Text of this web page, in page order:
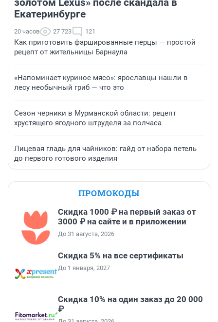
золотом Lexus» после скандала в
Екатеринбурге
20 часов 27 723 121
Как приготовить фаршированные перцы — простой
рецепт от жительницы Барнаула
«Напоминает куриное мясо»: ярославцы нашли в
лесу необычный гриб — что это
Сезон черники в Мурманской области: рецепт
хрустящего ягодного штруделя за полчаса
Лицевая гладь для чайников: гайд от набора петель
до первого готового изделия
ПРОМОКОДЫ
Скидка 1000 ₽ на первый заказ от
3000 ₽ на сайте и в приложении
До 31 августа, 2026
Скидка 5% на все сертификаты
До 1 января, 2027
Скидка 10% на один заказ до 20 000
₽